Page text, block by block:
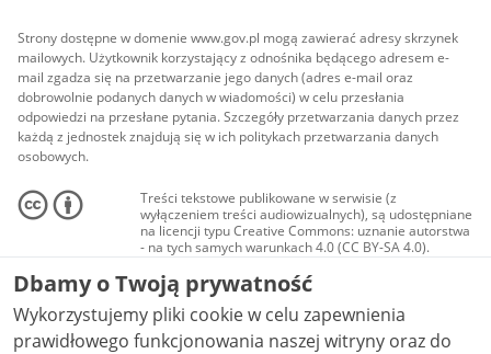
Strony dostępne w domenie www.gov.pl mogą zawierać adresy skrzynek
mailowych. Użytkownik korzystający z odnośnika będącego adresem e-
mail zgadza się na przetwarzanie jego danych (adres e-mail oraz
dobrowolnie podanych danych w wiadomości) w celu przesłania
odpowiedzi na przesłane pytania. Szczegóły przetwarzania danych przez
każdą z jednostek znajdują się w ich politykach przetwarzania danych
osobowych.
Treści tekstowe publikowane w serwisie (z
wyłączeniem treści audiowizualnych), są udostępniane
na licencji typu Creative Commons: uznanie autorstwa
- na tych samych warunkach 4.0 (CC BY-SA 4.0).
Materiały audiowizualne, w tym zdjęcia, materiały
audio i wideo, są udostępniane na licencji typu
Creative Commons: uznanie autorstwa użycie
niekomercyjne - bez utworów zależnych 4.0 (CC BY-
NC-ND 4.0), o ile nie jest to stwierdzone inaczej.
Dbamy o Twoją prywatność
Wykorzystujemy pliki cookie w celu zapewnienia
prawidłowego funkcjonowania naszej witryny oraz do